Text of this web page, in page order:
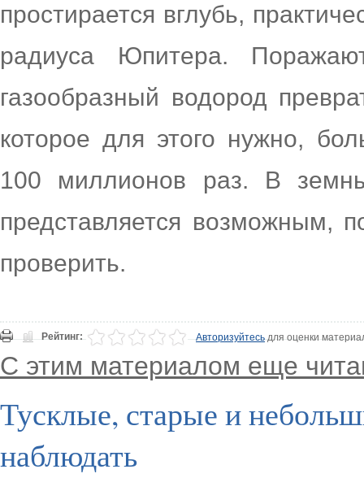
простирается вглубь,
радиуса Юпитера.
газообразный водород
которое для этого нужно,
100 миллионов раз. В
представляется возможным,
проверить.
Рейтинг: Авторизуйтесьдля оценки
С этим материалом еще
Тусклые, старые и
наблюдать